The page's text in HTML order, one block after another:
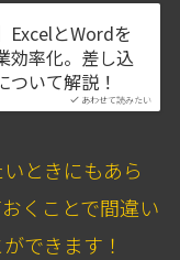
あわせて読みたい
ExcelとWordを
効率化。差し込
ついて解説！
ときにもあら
くことで間違い
できます！